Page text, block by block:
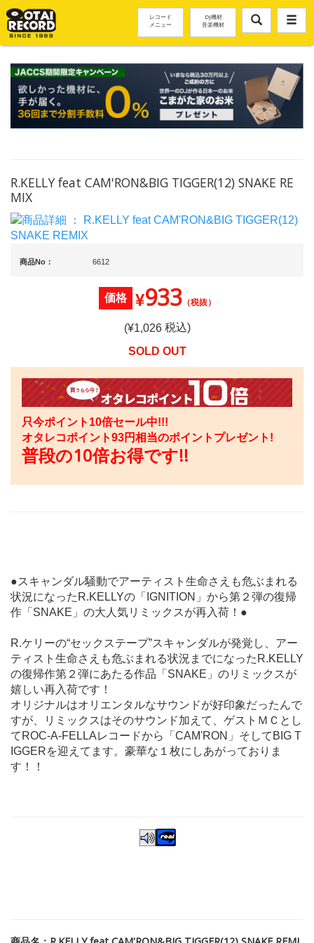
レコード
メニュー
DJ機材
音楽機材
R.KELLY feat CAM'RON&BIG TIGGER(12) SNAKE RE
MIX
商品No： 6612
価格 ¥933（税抜）
(¥1,026税込)
SOLD OUT
只今ポイント10倍セール中!!!
オタレコポイント93円相当のポイントプレゼント!
普段の10倍お得です!!
●スキャンダル騒動でアーティスト生命さえも危ぶまれる
状況になったR.KELLYの「IGNITION」から第２弾の復帰
作「SNAKE」の大人気リミックスが再入荷！●
R.ケリーの“セックステープ”スキャンダルが発覚し、アー
ティスト生命さえも危ぶまれる状況までになったR.KELLY
の復帰作第２弾にあたる作品「SNAKE」のリミックスが
嬉しい再入荷です！
オリジナルはオリエンタルなサウンドが好印象だったんで
すが、リミックスはそのサウンド加えて、ゲストＭＣとし
てROC-A-FELLAレコードから「CAM'RON」そしてBIG T
IGGERを迎えてます。豪華な１枚にしあがっておりま
す！！